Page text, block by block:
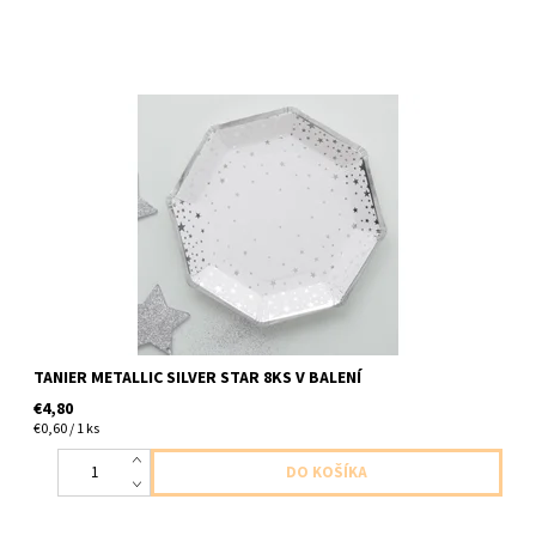
papierový tanier biely so hviezdami striebornymi 8ks v balení
TANIER METALLIC SILVER STAR 8KS V BALENÍ
€4,80
€0,60 / 1 ks